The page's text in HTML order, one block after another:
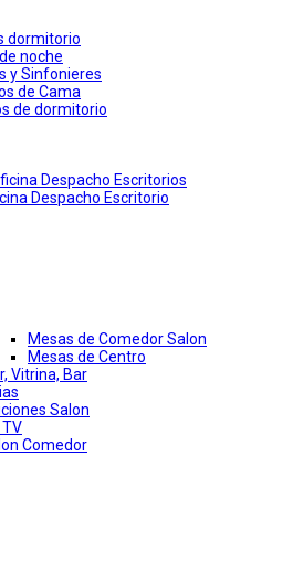
dormitorio
noche
y Sinfonieres
de Cama
de dormitorio
Despacho Escritorios
Despacho Escritorio
Mesas de Comedor Salon
Mesas de Centro
Vitrina, Bar
Salon
Comedor